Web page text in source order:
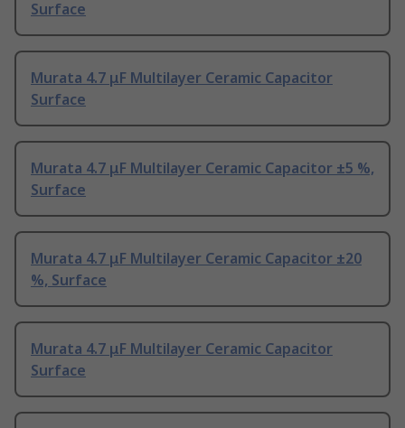
Surface
Murata 4.7 μF Multilayer Ceramic Capacitor
Surface
Murata 4.7 μF Multilayer Ceramic Capacitor ±5 %,
Surface
Murata 4.7 μF Multilayer Ceramic Capacitor ±20
%, Surface
Murata 4.7 μF Multilayer Ceramic Capacitor
Surface